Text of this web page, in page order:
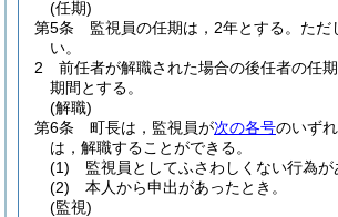
(任期)
第5条
監視員の任期は，2年とする。 ただ
い。
2
前任者が解職された場合の後任者の任
期間とする。
(解職)
第6条
町長は，監視員が次の各号のいず
は，解職することができる。
(1)
監視員としてふさわしくない行為が
(2)
本人から申出があったとき。
(監視)